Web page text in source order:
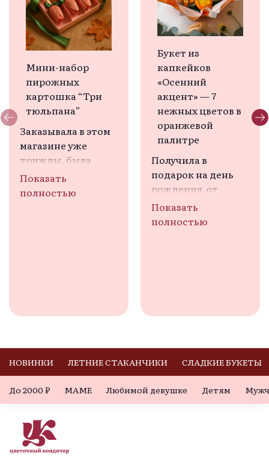
Мини-набор
пирожных
картошка “Три
тюльпана”
Заказывала в этом
магазине уже
трижды, была
всегда очень
довольна. К
Понимаю, что не
очень приятно. С
кексами все
хорошо.
Показать
полностью
Букет из
капкейков
«Осенний
акцент» — 7
нежных цветов в
оранжевой
палитре
Получила в
подарок на день
рождения  от
дочери букетик.
Любимая осенняя
разноцветное
развернула-
увидела в розетках
мини- пирожные.
Но еще более
удивил вкус-
Показать
полностью
НОВИНКИ ЛЕТНИЕ СТАКАНЧИКИ СЛАДКИЕ БУКЕТЫ
До 2000 ₽ МАМЕ Любимой девушке Детям